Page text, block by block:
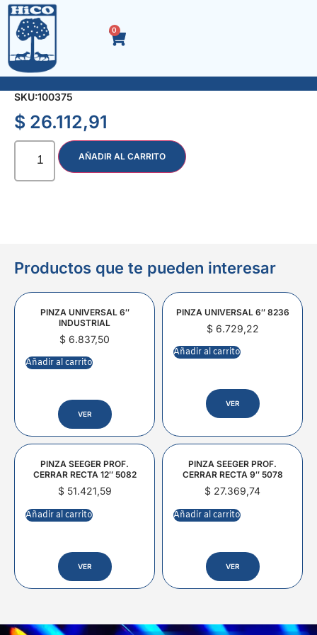
0
ALICATE 1/2 CAÑA CURVO 8″ 4207
SKU:100375
$ 26.112,91
AÑADIR AL CARRITO
Productos que te pueden interesar
PINZA UNIVERSAL 6″
INDUSTRIAL
$ 6.837,50
Añadir al carrito
VER
PINZA UNIVERSAL 6″ 8236
$6.729,22
Añadir al carrito
VER
PINZA SEEGER PROF.
CERRAR RECTA 12″ 5082
$51.421,59
Añadir al carrito
VER
PINZA SEEGER PROF.
CERRAR RECTA 9″ 5078
$ 27.369,74
Añadir al carrito
VER